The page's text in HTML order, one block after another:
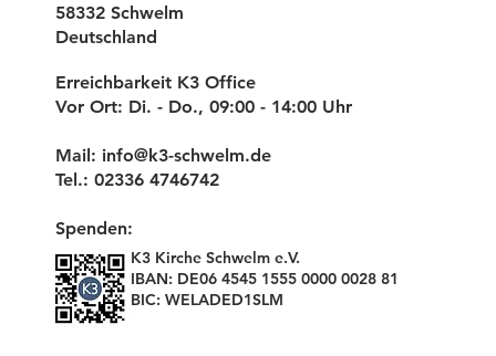
58332 Schwelm
Deutschland
Erreichbarkeit K3 Office
Vor Ort: Di. - Do., 09:00 - 14:00 Uhr
Mail: info@k3-schwelm.de
Tel.: 02336 4746742
Spenden:
K3 Kirche Schwelm e.V.
IBAN: DE06 4545 1555 0000 0028 81
BIC: WELADED1SLM